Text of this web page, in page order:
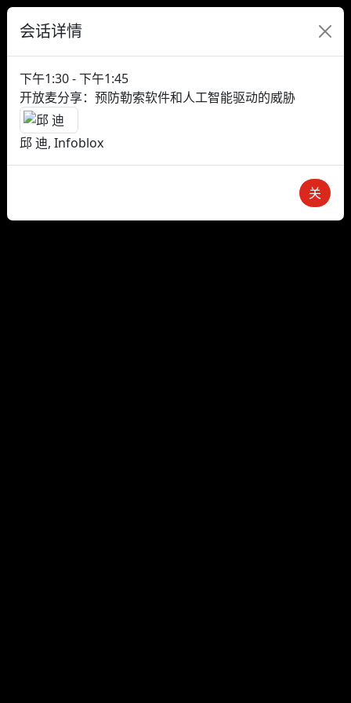
会话详情
下午1:30 - 下午1:45
开放麦分享：预防勒索软件和人工智能驱动的威胁
邱 迪, Infoblox
关